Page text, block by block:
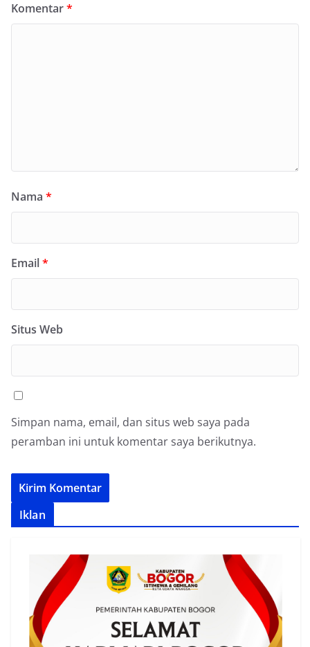
Komentar*
Nama *
Email*
Situs Web
Simpan nama, email, dan situs web saya pada
peramban ini untuk komentar saya berikutnya.
Iklan